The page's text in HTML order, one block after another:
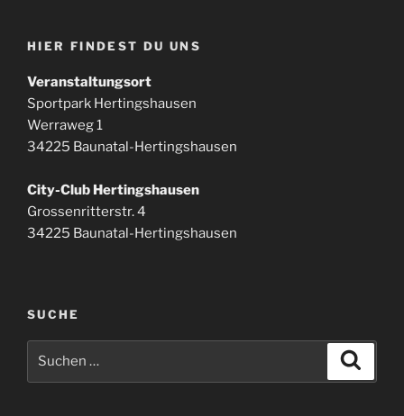
HIER FINDEST DU UNS
Veranstaltungsort
Sportpark Hertingshausen
Werraweg 1
34225 Baunatal-Hertingshausen
City-Club Hertingshausen
Grossenritterstr. 4
34225 Baunatal-Hertingshausen
SUCHE